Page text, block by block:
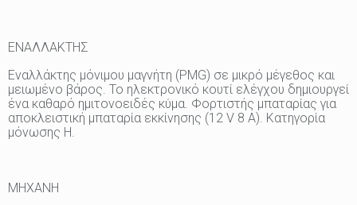
ΕΝΑΛΛΑΚΤΗΣ
Εναλλάκτης μόνιμου μαγνήτη (PMG) σε μικρό μέγεθος και
μειωμένο βάρος. Το ηλεκτρονικό κουτί ελέγχου δημιουργεί
ένα καθαρό ημιτονοειδές κύμα. Φορτιστής μπαταρίας για
αποκλειστική μπαταρία εκκίνησης (12 V 8 A). Κατηγορία
μόνωσης H.
ΜΗΧΑΝΗ